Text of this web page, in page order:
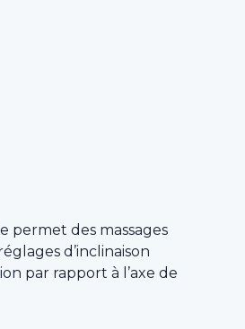
permet des massages
d’inclinaison
par rapport à l’axe de